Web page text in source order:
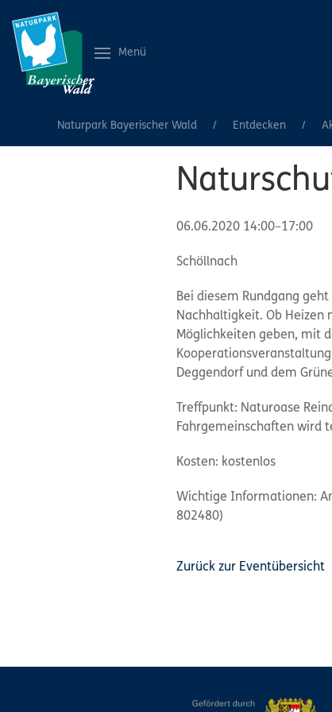
Menü
Naturpark Bayerischer Wald Entdecken
06.06.2020 14:00–17:00
Schöllnach
Bei diesem Rundgang
Nachhaltigkeit. Ob
Möglichkeiten geben, mit
Deggendorf und dem
Treffpunkt: Naturoase
Fahrgemeinschaften wird
Kosten: kostenlos
Wichtige Informationen:
802480)
Zurück zur Eventübersicht